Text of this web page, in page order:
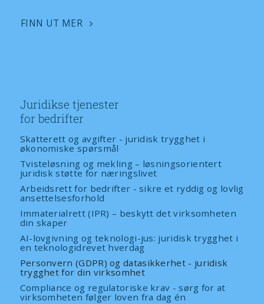
FINN UT MER
Juridikse tjenester
for bedrifter
Skatterett og avgifter - juridisk trygghet i
økonomiske spørsmål
Tvisteløsning og mekling – løsningsorientert
juridisk støtte for næringslivet
Arbeidsrett for bedrifter - sikre et ryddig og lovlig
ansettelsesforhold
Immaterialrett (IPR) – beskytt det virksomheten
din skaper
AI-lovgivning og teknologi-jus: juridisk trygghet i
en teknologidrevet hverdag
Personvern (GDPR) og datasikkerhet - juridisk
trygghet for din virksomhet
Compliance og regulatoriske krav - sørg for at
virksomheten følger loven fra dag én